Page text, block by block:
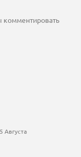
комментировать
Августа